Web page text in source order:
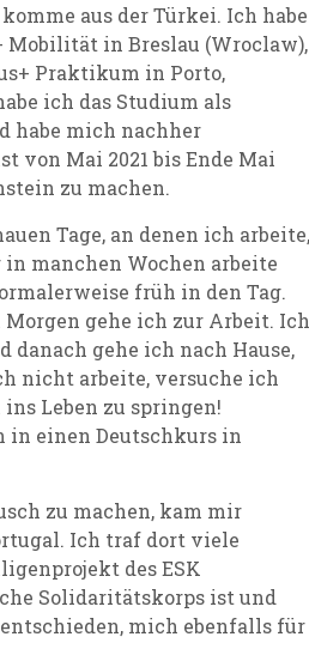
aus der Türkei. Ich habe
Mobilität in Breslau (Wroclaw),
Praktikum in Porto,
ich das Studium als
habe mich nachher
von Mai 2021 bis Ende Mai
zu machen.
Tage, an denen ich arbeite,
manchen Wochen arbeite
früh in den Tag.
gehe ich zur Arbeit. Ich
gehe ich nach Hause,
nicht arbeite, versuche ich
Leben zu springen!
in einen Deutschkurs in
zu machen, kam mir
Ich traf dort viele
des ESK
Solidaritätskorps ist und
mich ebenfalls für